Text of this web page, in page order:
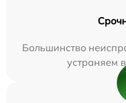
Большинство
устраняем